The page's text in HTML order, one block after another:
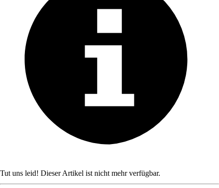
Tut uns leid! Dieser Artikel ist nicht mehr verfügbar.